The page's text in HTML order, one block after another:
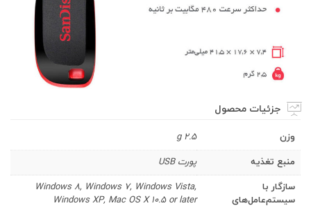
جزئیات محصول
وزن
2.5 g
منبع تغذیه
پورت USB
سازگار با
سیستم‌عامل‌های
Windows 8, Windows 7, Windows Vista,
Windows XP, Mac OS X 10.5 or later